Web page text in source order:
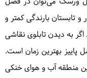
و تابستان بارندگی کمتر و
به دیدن تابلوی نقاشی
پاییز بهترین زمان است.
منطقه آب و هوای خنکی